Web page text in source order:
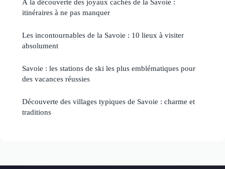
itinéraires à ne pas manquer
Les incontournables de la Savoie : 10 lieux à visiter
absolument
Savoie : les stations de ski les plus emblématiques pour
des vacances réussies
Découverte des villages typiques de Savoie : charme et
traditions